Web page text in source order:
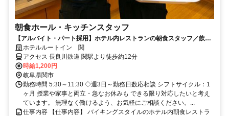
朝食ホール・キッチンスタッフ
【アルバイト・パート採用】ホテル内レストランの朝食スタッフ／飲食
未経験歓迎！主婦(夫)さん活躍中
ホテルルートイン 関
アクセス 長良川鉄道 関駅より徒歩約12分
時給1,200円
岐阜県関市
勤務時間 5:30～11:30 ◇週3日～勤務日数応相談 シフトサイクル：1
ヶ月 授業や家事と両立・急なお休みも できる限り対応したいと考え
ています。 無理なく働けるよう、お気軽にご相談ください。...
仕事内容 【仕事内容】 バイキングスタイルのホテル内朝食レストラ